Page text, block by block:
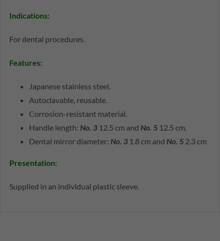
Indications:
For dental procedures.
Features:
Japanese stainless steel.
Autoclavable, reusable.
Corrosion-resistant material.
Handle length: No. 312.5 cm and No. 512.5 cm.
Dental mirror diameter: No. 3 1.8 cm and No. 52.3 cm
Presentation:
Supplied in an individual plastic sleeve.